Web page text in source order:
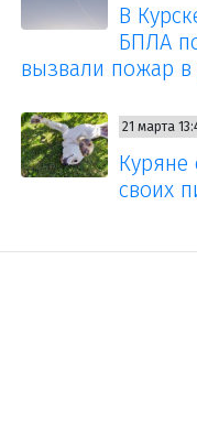
В
БПЛА
вызвали пожар
21 марта
Куряне
своих